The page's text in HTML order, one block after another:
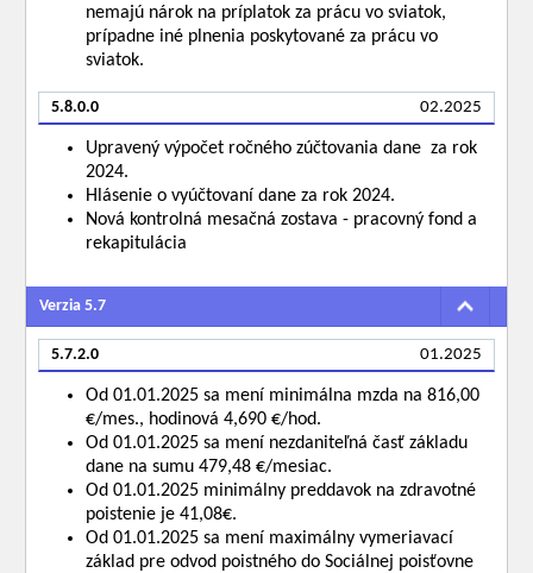
nemajú nárok na príplatok za prácu vo sviatok,
prípadne iné plnenia poskytované za prácu vo
sviatok.
5.8.0.0 02.2025
Upravený výpočet ročného zúčtovania dane za rok
2024.
Hlásenie o vyúčtovaní dane za rok 2024.
Nová kontrolná mesačná zostava - pracovný fond a
rekapitulácia
Verzia 5.7
5.7.2.0 01.2025
Od 01.01.2025 sa mení minimálna mzda na 816,00
€/mes., hodinová 4,690 €/hod.
Od 01.01.2025 sa mení nezdaniteľná časť základu
dane na sumu 479,48 €/mesiac.
Od 01.01.2025 minimálny preddavok na zdravotné
poistenie je 41,08€.
Od 01.01.2025 sa mení maximálny vymeriavací
základ pre odvod poistného do Sociálnej poisťovne